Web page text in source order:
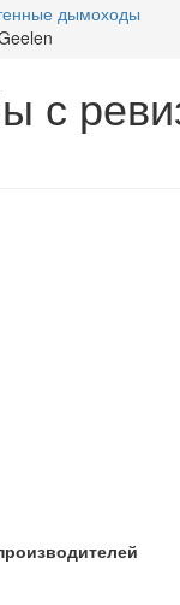
дымоходы
с